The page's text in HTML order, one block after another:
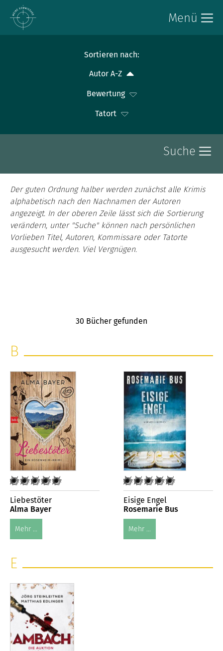
Menü
Sortieren nach:
Autor A-Z
Bewertung
Tatort
Suche
Der guten Ordnung halber werden zunächst alle Krimis
alphabetisch nach den Nachnamen der Autoren
angezeigt. In der oberen Zeile lässt sich die Sortierung
verändern, unter "Suche" können nach persönlichen
Vorlieben Titel, Autoren, Kommissare oder Tatorte
ausgesucht werden. Viel Vergnügen.
30 Bücher gefunden
B
Liebestöter
Alma Bayer
Mehr ...
Eisige Engel
Rosemarie Bus
Mehr ...
E